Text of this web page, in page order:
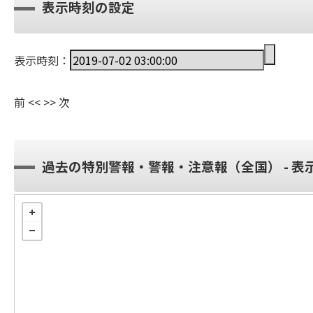
表示時刻の設定
表示時刻：
前 << >>次
過去の特別警報・警報・注意報（全国） - 表